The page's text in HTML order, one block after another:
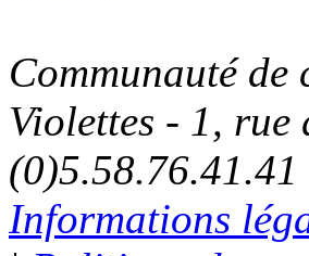
Communauté de
Violettes - 1,
(0)5.58.76.41.41
Informations